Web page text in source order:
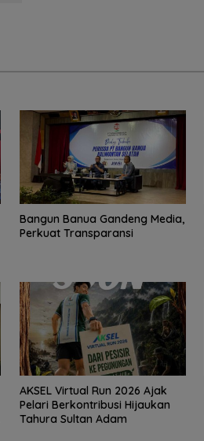
Bangun Banua Gandeng Media,
Perkuat Transparansi
AKSEL Virtual Run 2026 Ajak
Pelari Berkontribusi Hijaukan
Tahura Sultan Adam